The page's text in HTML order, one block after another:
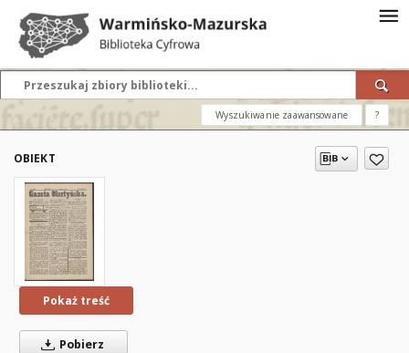
Wyszukiwanie zaawansowane ?
OBIEKT
Pokaż treść
Pobierz